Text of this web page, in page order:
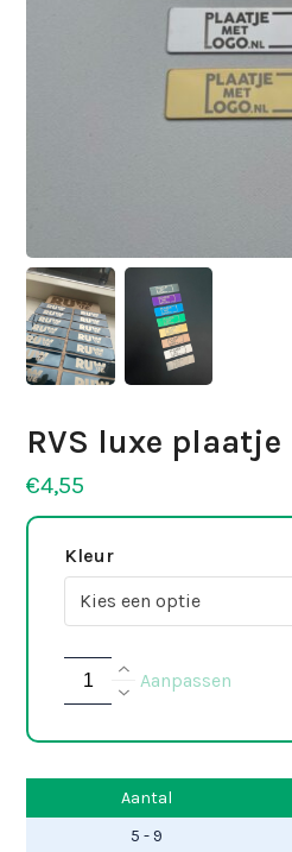
RVS luxe plaatje
€4,55
Kleur
RVS
luxe
Aanpassen
Aantal
5 - 9